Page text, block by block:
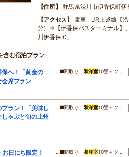
住所
群馬県渋川市伊香保町伊
アクセス
電車 JR上越線【
分）⇒【伊香保バスターミナル
川伊香保IC」
含む宿泊プラン
保へ！「黄金の
会席プラン
…■間取り 和洋室10畳＋ツ…
ラン！「美味し
ゃぶと旬の上州
…■間取り 和洋室10畳＋ツ…
日にち限定！
…■間取り 和洋室10畳＋ツ…